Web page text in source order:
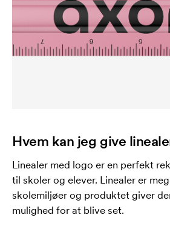
Hvem kan jeg give
Linealer med logo er en perfekt
til skoler og elever. Linealer er
skolemiljøer og produktet giver
mulighed for at blive set.